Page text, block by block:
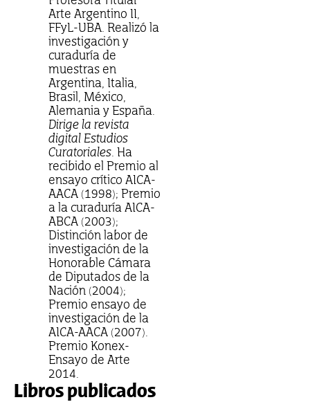
Arte Argentino II,
FFyL-UBA. Realizó la
investigación y
curaduría de
muestras en
Argentina, Italia,
Brasil, México,
Alemania y España.
Dirige la revista
digital Estudios
Curatoriales . Ha
recibido el Premio al
ensayo crítico AICA-
AACA (1998); Premio
a la curaduría AICA-
ABCA (2003);
Distinción labor de
investigación de la
Honorable Cámara
de Diputados de la
Nación (2004);
Premio ensayo de
investigación de la
AICA-AACA (2007).
Premio Konex-
Ensayo de Arte
2014.
Libros publicados